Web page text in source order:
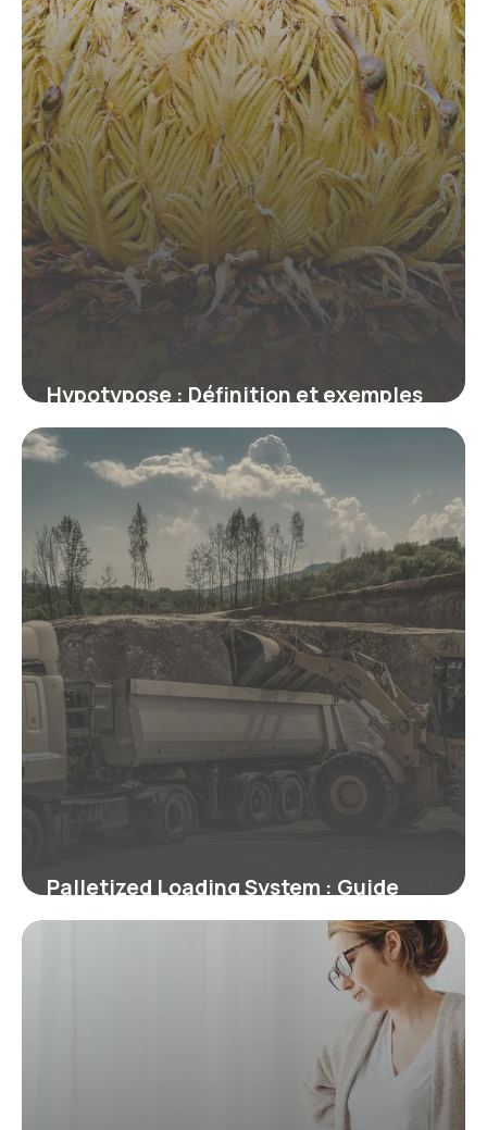
Hypotypose : Définition et exemples
en littérature
9 juillet 2026
Palletized Loading System : Guide
Technique